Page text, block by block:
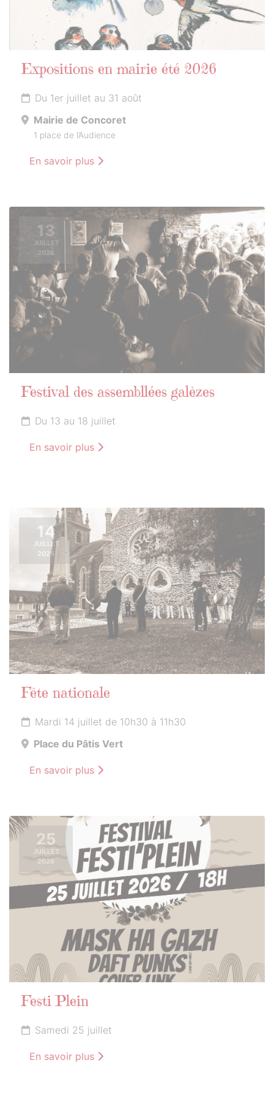
Expositions en mairie été 2026
Du 1er juillet au 31 août
Mairie de Concoret
1 place de l’Audience
En savoir plus
13
JUILLET
2026
Festival des assembllées galèzes
Du 13 au 18 juillet
En savoir plus
14
JUILLET
2026
Fête nationale
Mardi 14 juillet de 10h30 à 11h30
Place du Pâtis Vert
En savoir plus
25
JUILLET
2026
Festi Plein
Samedi 25 juillet
En savoir plus